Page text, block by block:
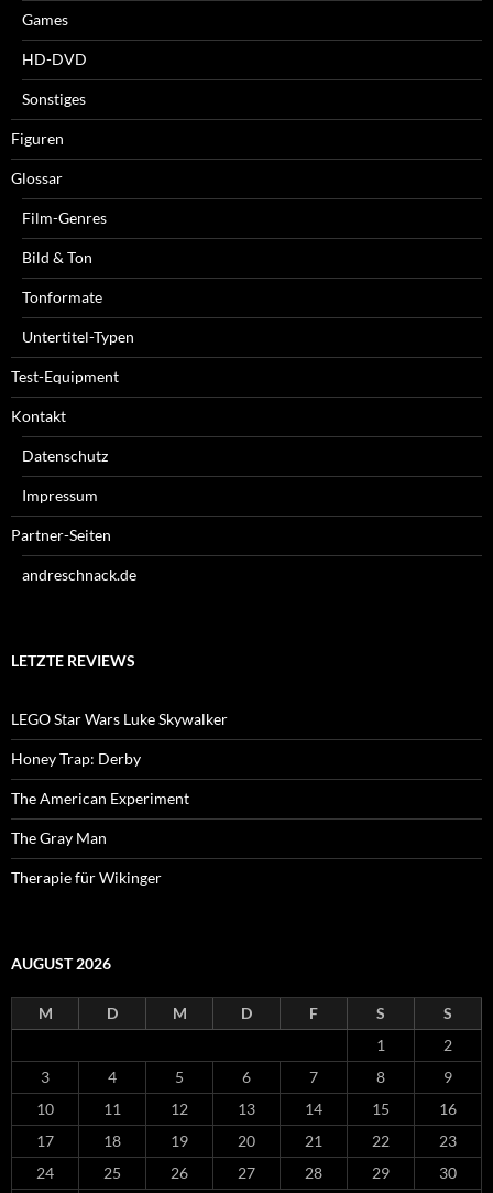
Games
HD-DVD
Sonstiges
Figuren
Glossar
Film-Genres
Bild & Ton
Tonformate
Untertitel-Typen
Test-Equipment
Kontakt
Datenschutz
Impressum
Partner-Seiten
andreschnack.de
LETZTE REVIEWS
LEGO Star Wars Luke Skywalker
Honey Trap: Derby
The American Experiment
The Gray Man
Therapie für Wikinger
AUGUST 2026
M D M D F S
S
1
2
3
4 5 6 7 8
9
10
11 12 13 14 15
16
17
18 19 20 21 22
23
24
25 26 27 28 29
30